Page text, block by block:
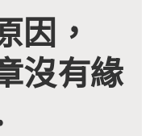
因，
沒有緣